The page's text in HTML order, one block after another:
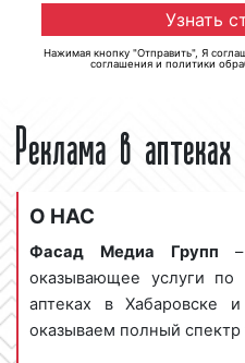
Нажимая кнопку "Отправить", Я
соглашения и политики
Реклама в
О НАС
Фасад Медиа Групп –
оказывающее услуги
аптеках в Хабаровске
оказываем полный спектр